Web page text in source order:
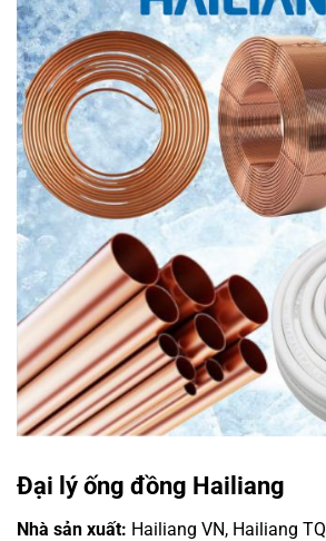
Đại lý ống đồng Hailiang
Nhà sản xuất: Hailiang VN, Hailiang TQ